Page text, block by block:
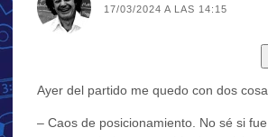
17/03/2024 A LAS 14:15
Ayer del partido me quedo con dos
– Caos de posicionamiento. No sé si